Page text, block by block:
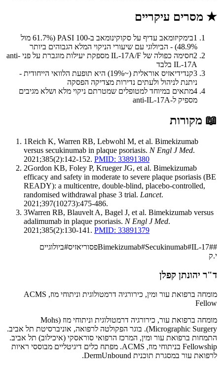
★ מסרים עיקריים
1
בימקיזומאב עדיף על סקוקינומאב ב-PASI 100 (61.7% מול
48.9%) - הביולוגי עם שיעורי הניקוי המלא הגבוהים ביותר
2
חסימה כפולה של IL-17A/F מספקת יעילות מוגברת על פני anti-
IL-17A בלבד
3
קנדידיאזיס אוראלית (~19%) היא תופעת הלוואי הייחודית -
ניתנת לניהול ולעתים נדירות מצדיקה הפסקה
4מתאים במיוחד למטופלים שמטרתם ניקוי מלא ושלא מגיבים
מספיק ל-anti-IL-17A
📖 מקורות
1Reich K, Warren RB, Lebwohl M, et al. Bimekizumab
versus secukinumab in plaque psoriasis. N Engl J Med.
2021;385(2):142-152. PMID: 33891380
2Gordon KB, Foley P, Krueger JG, et al. Bimekizumab
efficacy and safety in moderate to severe plaque psoriasis (BE
READY): a multicentre, double-blind, placebo-controlled,
randomised withdrawal phase 3 trial. Lancet.
2021;397(10273):475-486.
3Warren RB, Blauvelt A, Bagel J, et al. Bimekizumab versus
adalimumab in plaque psoriasis. N Engl J Med.
2021;385(2):130-141. PMID: 33891379
#
Bimekizumab#Secukinumab#IL-17# פסוריאזיס#ביולוגיים
י.ק
ד"ר יהונתן קפלן
מומחה ברפואת עור ומין, כירורגיה דרמטולוגית וניתוחי מוז, ACMS
Fellow
מומחה ברפואת עור, כירורגיה דרמטולוגית וניתוחי מוז (Mohs
Micrographic Surgery). בוגר הפקולטה לרפואה, אוניברסיטת תל אביב.
התמחות ברפואת עור ומין, המרכז הרפואי סוראסקי (איכילוב) תל אביב.
Fellowship בניתוחי מוז, ACMS. מפתח כלים דיגיטליים מבוססי ראיות
לרפואת עור במסגרת תוכנית DermUnbound.